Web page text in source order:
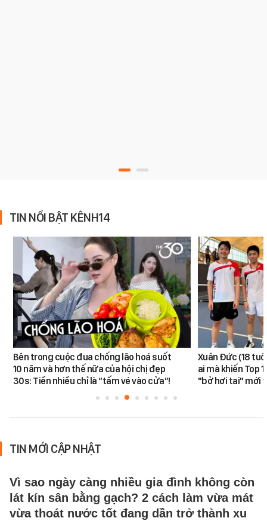
TIN NỔI BẬT KÊNH14
Bên trong cuộc đua chống lão hoá suốt
10 năm và hơn thế nữa của hội chị đẹp
30s: Tiền nhiều chỉ là “tấm vé vào cửa”!
Xuân Đức (18
ai mà khiến Top
"bở hơi tai" mới
TIN MỚI CẬP NHẬT
Vì sao ngày càng nhiều gia đình không còn
lát kín sân bằng gạch? 2 cách làm vừa mát
vừa thoát nước tốt đang dần trở thành xu